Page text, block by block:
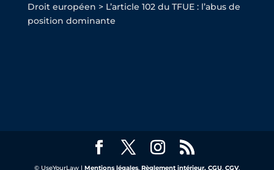
Droit européen > L’article 102 du TFUE : l’abus de
position dominante
© UseYourLaw | Mentions légales, Règlement intérieur, CGU, CGV,